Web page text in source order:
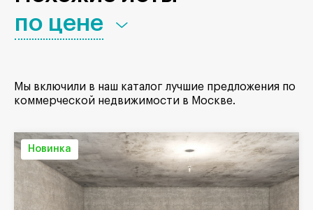
по цене
Мы включили в наш каталог лучшие предложения по
коммерческой недвижимости в Москве.
Новинка